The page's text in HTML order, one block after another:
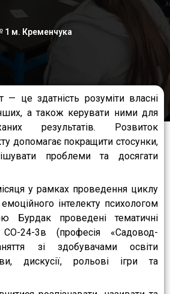
м. Кременчука
— це здатність розуміти власні
а також керувати ними для
результатів. Розвиток
допомагає покращити стосунки,
проблеми та досягати
у рамках проведення циклу
інтелекту психологом
Бурдак проведені тематичні
СО-24-3в (професія «Садовод-
зі здобувачами освіти
дискусії, рольові ігри та